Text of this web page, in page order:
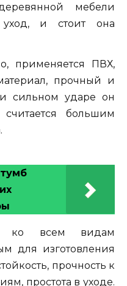
мебели
и стоит она
применяется ПВХ,
прочный и
сильном ударе он
большим
ко всем видам
для изготовления
прочность к
простота в уходе.